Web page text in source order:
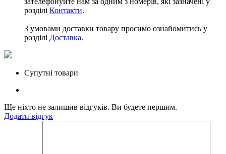
розділі Контакти.
З умовами доставки товару просимо ознайомитись у
розділі Доставка.
Супутні товари
Ще ніхто не залишив відгуків. Ви будете першим.
Додати відгук